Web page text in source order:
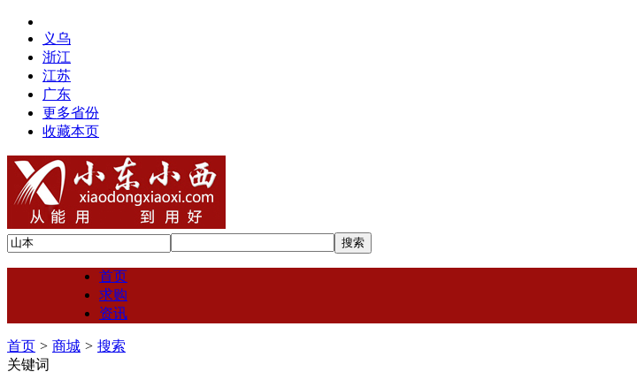
义乌
浙江
江苏
广东
更多省份
收藏本页
首页
求购
资讯
首页 > 商城 > 搜索
关键词